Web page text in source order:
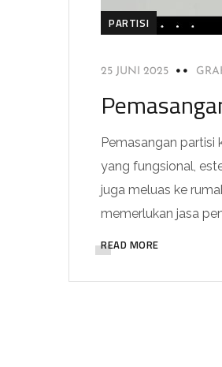
PARTISI
25 JUNI 2025
Pemasangan partisi
yang fungsional,
juga meluas ke
memerlukan jasa
READ MORE